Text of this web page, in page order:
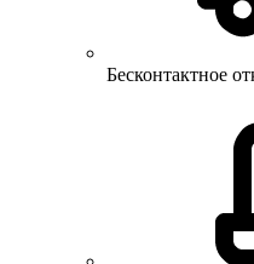
Бесконтактное